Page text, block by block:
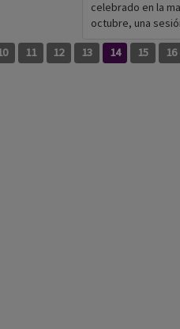
celebrado en la
octubre, una
11 12 13 14 15 16